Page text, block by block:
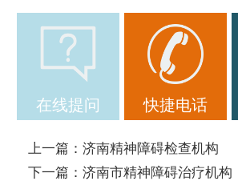
在线提问 快捷电话
上一篇： 济南精神障碍检查机构
下一篇： 济南市精神障碍治疗机构